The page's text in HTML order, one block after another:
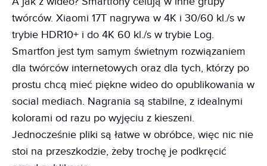
twórców. Xiaomi 17T nagrywa w 4K i 30/60 kl./s w
trybie HDR10+ i do 4K 60 kl./s w trybie Log.
Smartfon jest tym samym świetnym rozwiązaniem
dla twórców internetowych oraz dla tych, którzy po
prostu chcą mieć piękne wideo do opublikowania w
social mediach. Nagrania są stabilne, z idealnymi
kolorami od razu po wyjęciu z kieszeni.
Jednocześnie pliki są łatwe w obróbce, więc nic nie
stoi na przeszkodzie, żeby trochę je podkręcić